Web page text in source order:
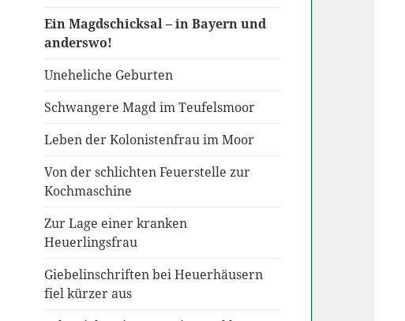
Ein Magdschicksal – in Bayern und
anderswo!
Uneheliche Geburten
Schwangere Magd im Teufelsmoor
Leben der Kolonistenfrau im Moor
Von der schlichten Feuerstelle zur
Kochmaschine
Zur Lage einer kranken
Heuerlingsfrau
Giebelinschriften bei Heuerhäusern
fiel kürzer aus